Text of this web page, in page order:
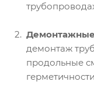
Демонтажные
демонтаж
продольные